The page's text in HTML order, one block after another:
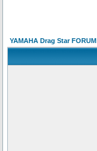
YAMAHA Drag Star FORUM